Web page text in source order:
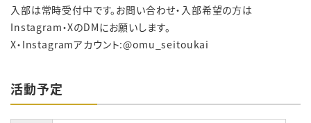
入部は常時受付中です。お問い合わせ・入部希望の方は
Instagram・XのDMにお願いします。
X・Instagramアカウント:@omu_seitoukai
活動予定